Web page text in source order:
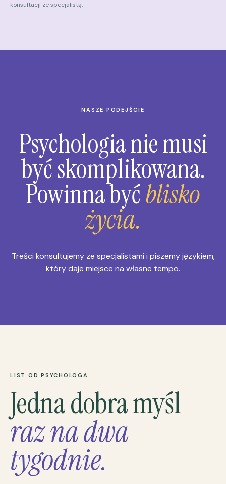
konsultacji ze specjalistą.
NASZE PODEJŚCIE
Psychologia nie musi
być skomplikowana.
Powinna byćblisko
życia.
Treści konsultujemy ze specjalistami i piszemy językiem,
który daje miejsce na własne tempo.
LIST OD PSYCHOLOGA
Jedna dobra myśl
raz na dwa
tygodnie.